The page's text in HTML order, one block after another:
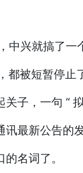
中兴就搞了一
都被短暂停止
子，一句 “
最新公告的
名词了。